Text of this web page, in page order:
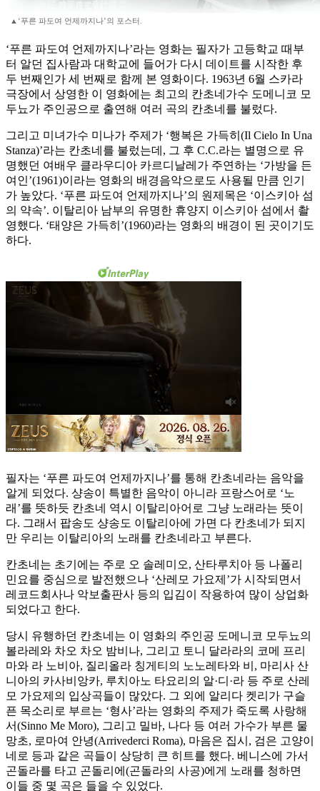
▲‘푸른 파도여 언제까지나’의 포스터.
‘푸른 파도여 언제까지나’라는 영화는 필자가 고등학교 때부
터 알던 집사람과 대학교에 들어가 다시 데이트를 시작한 후
두 번째인가 세 번째로 함께 본 영화이다. 1963년 6월 스카라
극장에서 상영한 이 영화에는 최고의 칸초네가수 도메니코 모
두뇨가 주인공으로 출연해 여러 곡의 칸초네를 불렀다.
그리고 미녀가수 미나가 주제가 ‘행복은 가득히(Il Cielo In Una
Stanza)’라는 칸초네를 불렀는데, 그 후 C.C.라는 별명으로 유
명했던 여배우 클라우디아 카르디날레가 주연하는 ‘가방을 든
여인’(1961)이라는 영화의 배경음악으로도 사용될 만큼 인기
가 높았다. ‘푸른 파도여 언제까지나’의 원제목은 ‘이스키아 섬
의 약속’. 이탈리아 남부의 유명한 휴양지 이스키아 섬에서 촬
영했다. ‘태양은 가득히’(1960)라는 영화의 배경이 된 곳이기도
하다.
필자는 ‘푸른 파도여 언제까지나’를 통해 칸초네라는 음악을
알게 되었다. 샹송이 특별한 음악이 아니라 프랑스어로 ‘노
래’를 뜻하듯 칸초네 역시 이탈리아어로 그냥 노래라는 뜻이
다. 그래서 팝송도 샹송도 이탈리아에 가면 다 칸초네가 되지
만 우리는 이탈리아의 노래를 칸초네라고 부른다.
칸초네는 초기에는 주로 오 솔레미오, 산타루치아 등 나폴리
민요를 중심으로 발전했으나 ‘산레모 가요제’가 시작되면서
레코드회사나 악보출판사 등의 입김이 작용하여 많이 상업화
되었다고 한다.
당시 유행하던 칸초네는 이 영화의 주인공 도메니코 모두뇨의
볼라레와 차오 차오 밤비나, 그리고 토니 달라라의 코메 프리
마와 라 노비아, 질리올라 칭게티의 노노레타와 비, 마리사 산
니아의 카사비앙카, 루치아노 타요리의 알·디·라 등 주로 산레
모 가요제의 입상곡들이 많았다. 그 외에 알리다 켓리가 구슬
픈 목소리로 부르는 ‘형사’라는 영화의 주제가 죽도록 사랑해
서(Sinno Me Moro), 그리고 밀바, 나다 등 여러 가수가 부른 물
망초, 로마여 안녕(Arrivederci Roma), 마음은 집시, 검은 고양이
네로 등과 같은 곡들이 상당히 큰 히트를 했다. 베니스에 가서
곤돌라를 타고 곤돌리에(곤돌라의 사공)에게 노래를 청하면
이들 중 몇 곡은 들을 수 있었다.